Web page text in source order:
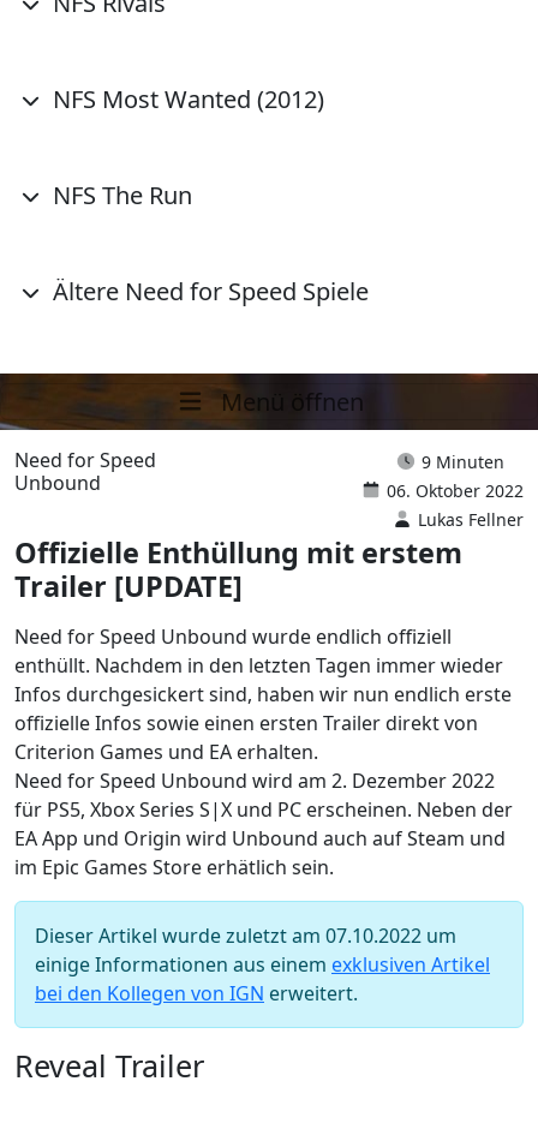
NFS Most Wanted (2012)
NFS The Run
Ältere Need for Speed Spiele
Menü öffnen
Need for Speed
Unbound
9 Minuten
06. Oktober 2022
Lukas Fellner
Offizielle Enthüllung mit erstem
Trailer [UPDATE]
Need for Speed Unbound wurde endlich offiziell
enthüllt. Nachdem in den letzten Tagen immer wieder
Infos durchgesickert sind, haben wir nun endlich erste
offizielle Infos sowie einen ersten Trailer direkt von
Criterion Games und EA erhalten.
Need for Speed Unbound wird am 2. Dezember 2022
für PS5, Xbox Series S|X und PC erscheinen. Neben der
EA App und Origin wird Unbound auch auf Steam und
im Epic Games Store erhätlich sein.
Dieser Artikel wurde zuletzt am 07.10.2022 um
einige Informationen aus einem exklusiven Artikel
bei den Kollegen von IGN erweitert.
Reveal Trailer